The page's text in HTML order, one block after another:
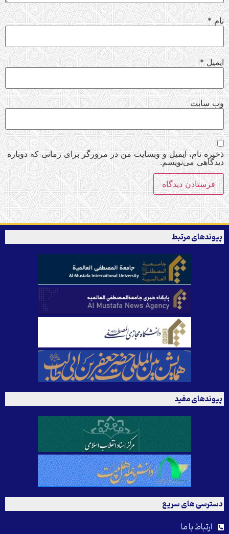
نام*
ایمیل*
وب‌ سایت
ذخیره نام، ایمیل و وبسایت من در مرورگر برای زمانی که دوباره
دیدگاهی می‌نویسم.
پیوندهای مرتبط
پیوندهای مفید
دسترسی های سریع
ارتباط با ما